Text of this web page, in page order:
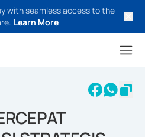
with seamless access to the
Learn More